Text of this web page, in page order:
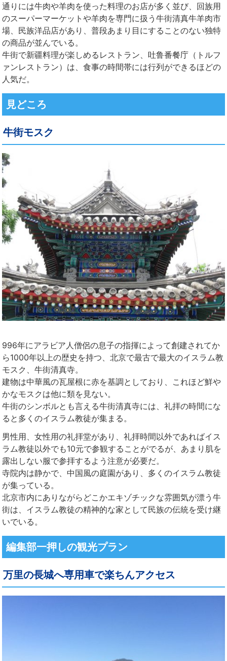
通りには牛肉や羊肉を使った料理のお店が多く並び、回族用
のスーパーマーケットや羊肉を専門に扱う牛街清真牛羊肉市
場、民族洋品店があり、普段あまり目にすることのない独特
の商品が並んでいる。
牛街で新疆料理が楽しめるレストラン、吐鲁番餐庁（トルフ
ァンレストラン）は、食事の時間帯には行列ができるほどの
人気だ。
見どころ
牛街モスク
996年にアラビア人僧侶の息子の指揮によって創建されてか
ら1000年以上の歴史を持つ、北京で最古で最大のイスラム教
モスク、 牛街清真寺。
建物は中華風の瓦屋根に赤を基調としており、これほど鮮や
かなモスクは他に類を見ない。
牛街のシンボルとも言える牛街清真寺には、礼拝の時間にな
ると多くのイスラム教徒が集まる。
男性用、女性用の礼拝堂があり、礼拝時間以外であればイス
ラム教徒以外でも10元で参観することがでるが、あまり肌を
露出しない服で参拝するよう注意が必要だ。
寺院内は静かで、中国風の庭園があり、多くのイスラム教徒
が集っている。
北京市内にありながらどこかエキゾチックな雰囲気が漂う牛
街は、イスラム教徒の精神的な家として民族の伝統を受け継
いでいる。
編集部一押しの観光プラン
万里の長城へ専用車で楽ちんアクセス